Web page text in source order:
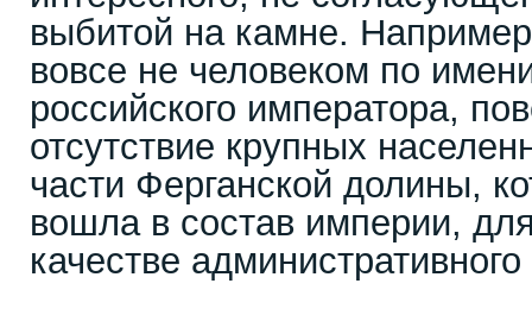
выбитой на камне.
вовсе не человеком по
российского императора,
отсутствие крупных
части Ферганской долины,
вошла в состав империи,
качестве